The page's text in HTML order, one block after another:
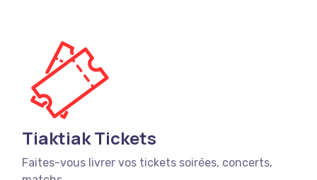
Tiaktiak Tickets
Faites-vous livrer vos tickets soirées, concerts,